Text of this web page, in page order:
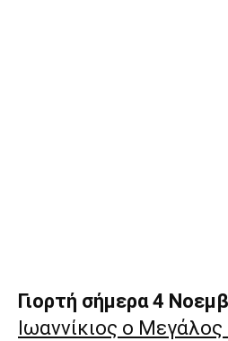
Γιορτή σήμερα 4
Ιωαννίκιος ο